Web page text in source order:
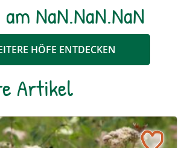
NaN.NaN.NaN
HÖFE ENTDECKEN
Artikel
für Groß und Klein